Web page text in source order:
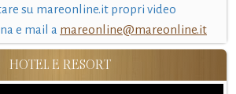
su mareonline.it propri video
e mail a mareonline@mareonline.it
HOTEL E RESORT